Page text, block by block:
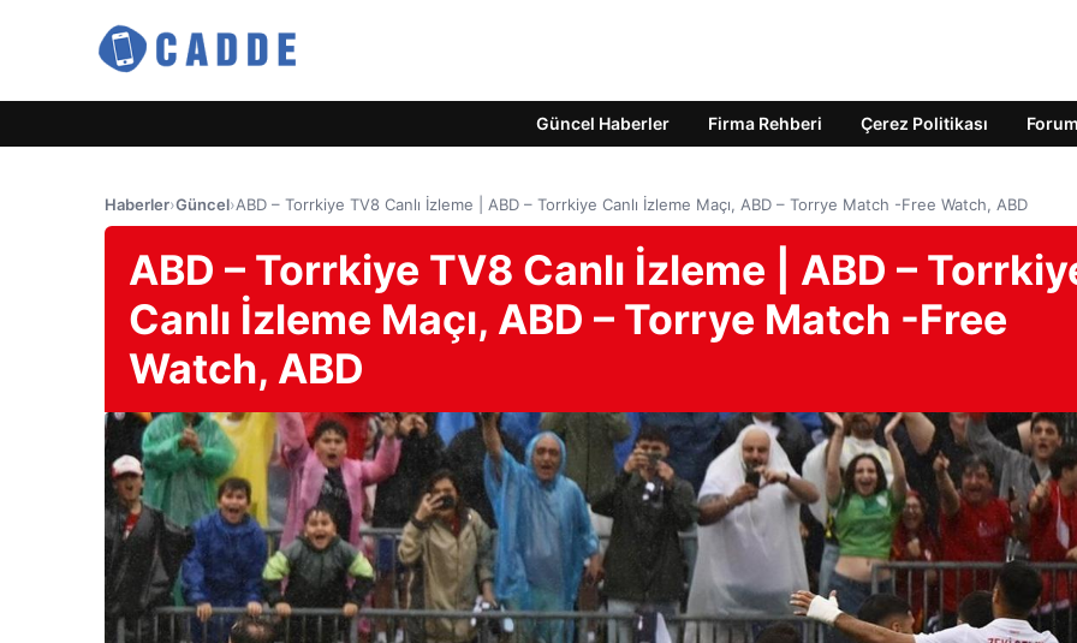
Güncel Haberler Firma Rehberi Çerez Politikası Forum
Haberler›Güncel›ABD – Torrkiye TV8 Canlı İzleme | ABD – Torrkiye Canlı İzleme Maçı, ABD – Torrye Match -Free Watch, ABD
ABD – Torrkiye TV8 Canlı İzleme | ABD –
Canlı İzleme Maçı, ABD – Torrye Match -Free
Watch, ABD